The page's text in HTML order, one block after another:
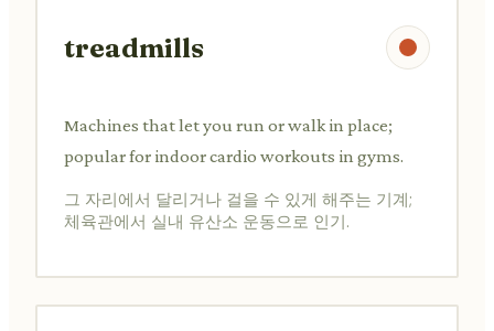
treadmills
Machines that let you run or walk in place;
popular for indoor cardio workouts in gyms.
그 자리에서 달리거나 걸을 수 있게 해주는 기계;
체육관에서 실내 유산소 운동으로 인기.